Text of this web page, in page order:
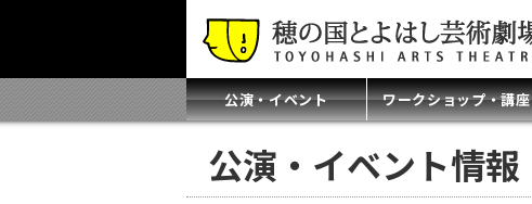
公演・イベント ワークショップ・講座
公演・イベント情報